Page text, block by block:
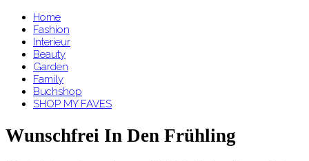
Home
Fashion
Interieur
Beauty
Garden
Family
Buchshop
SHOP MY FAVES
Wunschfrei In Den Frühling